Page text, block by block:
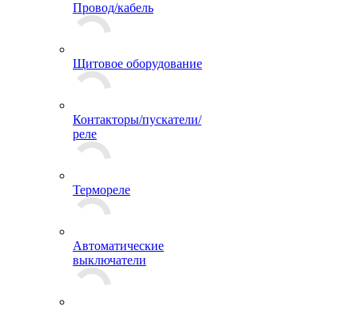
Провод/кабель
Щитовое оборудование
Контакторы/пускатели/
реле
Термореле
Автоматические
выключатели